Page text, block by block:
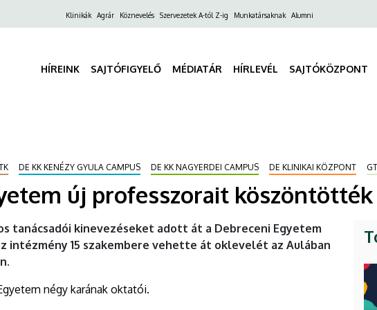
FelsőKlinikák Agrár Köznevelés Szervezetek A-tól Z-ig Munkatársaknak Alumni
HÍREINK SAJTÓFIGYELŐ MÉDIATÁR HÍRLEVÉL SAJTÓKÖZPONT
DE KK KENÉZY GYULA CAMPUS DE KK NAGYERDEI CAMPUS DE KLINIKAI KÖZPONT
új professzorait köszöntötték
tanácsadói kinevezéseket adott át a Debreceni Egyetem
intézmény 15 szakembere vehette át oklevelét az Aulában
négy karának oktatói.